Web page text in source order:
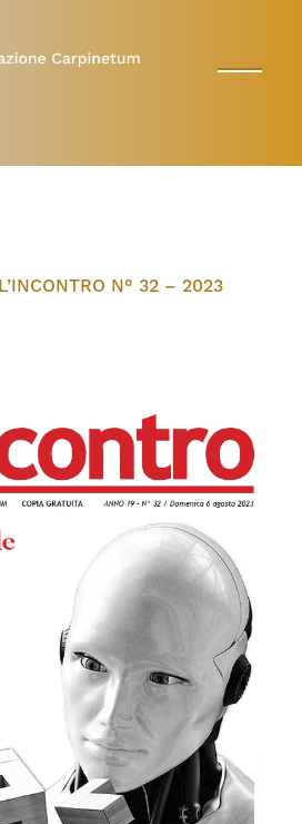
L’INCONTRO N° 32 – 2023